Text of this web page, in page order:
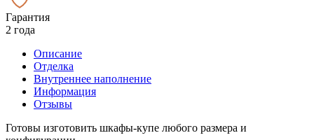
Гарантия
2 года
Описание
Отделка
Внутреннее наполнение
Информация
Отзывы
Готовы изготовить шкафы-купе любого размера и